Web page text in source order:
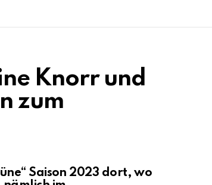
Knorr und
zum
Saison 2023 dort, wo